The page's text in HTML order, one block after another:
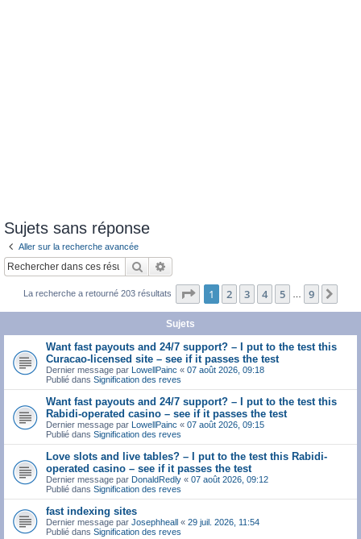
Sujets sans réponse
Aller sur la recherche avancée
Rechercher
La recherche a retourné 203 résultats Page 1sur9
1 2 3 4 5 9
Sujets
Want fast payouts and 24/7 support? – I put to the test this
Curacao-licensed site – see if it passes the test
Dernier message par LowellPainc « 07 août 2026, 09:18
Publié dans Signification des reves
Want fast payouts and 24/7 support? – I put to the test this
Rabidi-operated casino – see if it passes the test
Dernier message par LowellPainc « 07 août 2026, 09:15
Publié dans Signification des reves
Love slots and live tables? – I put to the test this Rabidi-
operated casino – see if it passes the test
Dernier message par DonaldRedly « 07 août 2026, 09:12
Publié dans Signification des reves
fast indexing sites
Dernier message par Josephheall « 29 juil. 2026, 11:54
Publié dans Signification des reves